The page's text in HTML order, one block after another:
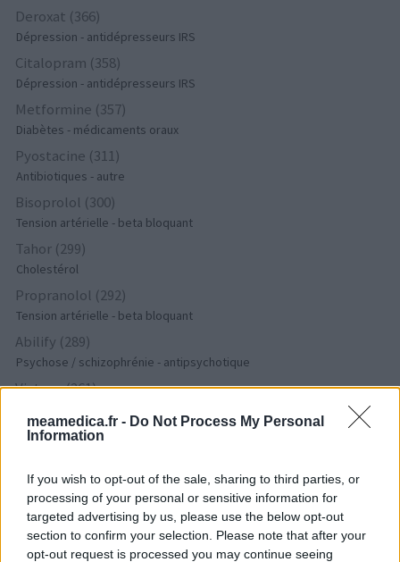
meamedica.fr - Do Not Process My Personal
Information
If you wish to opt-out of the sale, sharing to third parties, or
processing of your personal or sensitive information for
targeted advertising by us, please use the below opt-out
section to confirm your selection. Please note that after your
opt-out request is processed you may continue seeing
Deroxat (366)
Dépression - antidépresseurs IRS
Citalopram (358)
Dépression - antidépresseurs IRS
Metformine (357)
Diabètes - médicaments oraux
Pyostacine (311)
Antibiotiques - autre
Bisoprolol (300)
Tension artérielle - beta bloquant
Tahor (299)
Cholestérol
Propranolol (292)
Tension artérielle - beta bloquant
Abilify (289)
Psychose / schizophrénie - antipsychotique
Victoza (261)
Cerazette (259)
Concerta (252)
ADHD - psychostimulants
Roaccutane (245)
Acné